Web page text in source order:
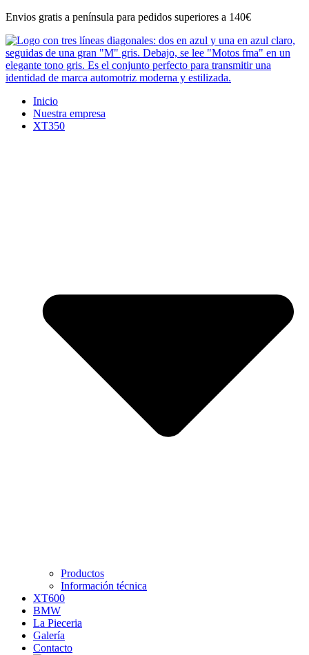
Ir
contenido
Envios gratis a península para pedidos superiores a 140€
Inicio
Nuestra empresa
XT350
Productos
Información técnica
XT600
BMW
La Pieceria
Galería
Contacto